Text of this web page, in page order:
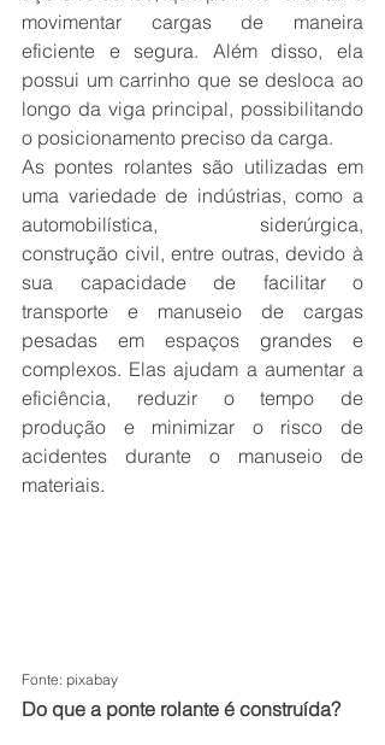
movimentar cargas de maneira
eficiente e segura. Além disso, ela
possui um carrinho que se desloca ao
longo da viga principal, possibilitando
o posicionamento preciso da carga.
As pontes rolantes são utilizadas em
uma variedade de indústrias, como a
automobilística, siderúrgica,
construção civil, entre outras, devido à
sua capacidade de facilitar o
transporte e manuseio de cargas
pesadas em espaços grandes e
complexos. Elas ajudam a aumentar a
eficiência, reduzir o tempo de
produção e minimizar o risco de
acidentes durante o manuseio de
materiais.
Fonte: pixabay
Do que a ponte rolante é construída?